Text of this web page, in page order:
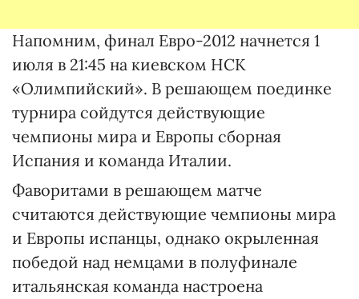
Напомним, финал Евро-2012 начнется 1
июля в 21:45 на киевском НСК
«Олимпийский». В решающем поединке
турнира сойдутся действующие
чемпионы мира и Европы сборная
Испания и команда Италии.
Фаворитами в решающем матче
считаются действующие чемпионы мира
и Европы испанцы, однако окрыленная
победой над немцами в полуфинале
итальянская команда настроена